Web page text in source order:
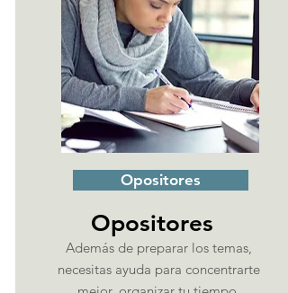
Opositores
Opositores
Además de preparar los temas,
necesitas ayuda para concentrarte